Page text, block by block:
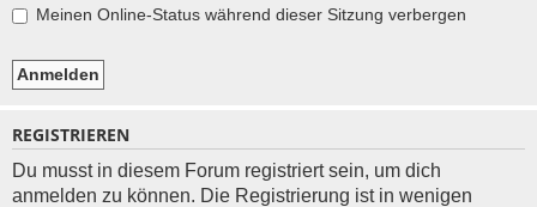
Meinen Online-Status während dieser Sitzung verbergen
REGISTRIEREN
Du musst in diesem Forum registriert sein, um dich
anmelden zu können. Die Registrierung ist in wenigen